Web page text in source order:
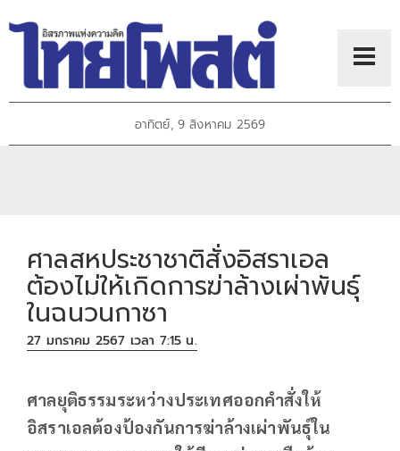
อาทิตย์, 9 สิงหาคม 2569
ศาลสหประชาชาติสั่งอิสราเอล
ต้องไม่ให้เกิดการฆ่าล้างเผ่าพันธุ์
ในฉนวนกาซา
27 มกราคม 2567 เวลา 7:15 น.
ศาลยุติธรรมระหว่างประเทศออกคำสั่งให้
อิสราเอลต้องป้องกันการฆ่าล้างเผ่าพันธุ์ใน